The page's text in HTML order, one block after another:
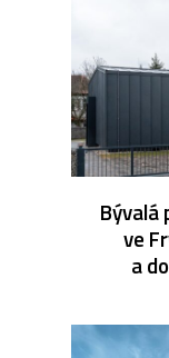
Bývalá
ve
a